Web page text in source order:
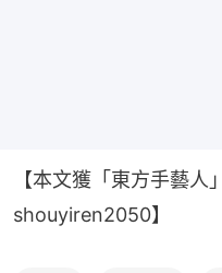
【本文獲「東方手藝人
shouyiren2050】